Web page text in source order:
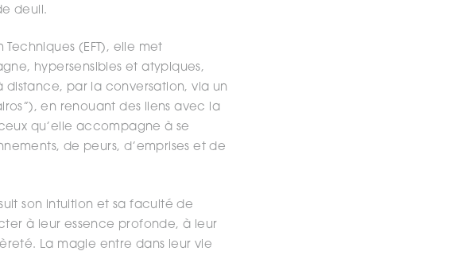
deuil.
(EFT), elle met
hypersensibles et atypiques,
distance, par la conversation, via un
en renouant des liens avec la
qu’elle accompagne à se
de peurs, d’emprises et de
son intuition et sa faculté de
à leur essence profonde, à leur
La magie entre dans leur vie